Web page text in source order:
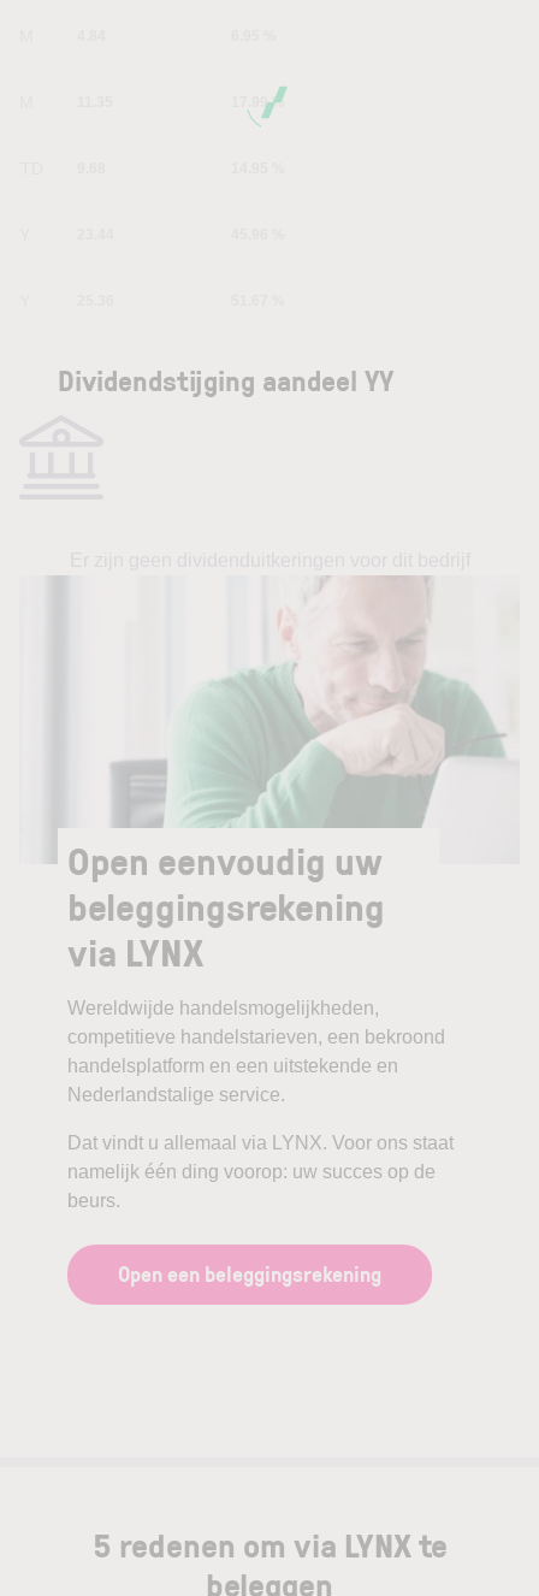
17.99 %
Dividendstijging aandeel YY
Open eenvoudig uw
beleggingsrekening
via LYNX
Wereldwijde handelsmogelijkheden,
competitieve handelstarieven, een bekroond
handelsplatform en een uitstekende en
Nederlandstalige service.
Dat vindt u allemaal via LYNX. Voor ons staat
namelijk één ding voorop: uw succes op de
beurs.
Open een beleggingsrekening
5 redenen om via LYNX te
beleggen